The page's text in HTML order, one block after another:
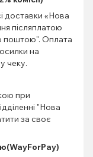
доставки «Нова
післяплатою
поштою". Оплата
на
чеку.
при
"Нова
за своє